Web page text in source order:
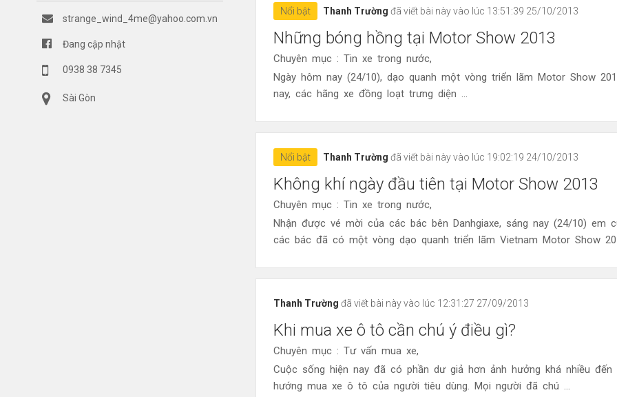
strange_wind_4me@yahoo.com.vn
Đang cập nhật
0938 38 7345
Sài Gòn
Nổi bật Thanh Trường đã viết bài này vào lúc 13:51:39 25/10/2013
Những bóng hồng tại Motor Show 2013
Chuyên mục : Tin xe trong nước,
Ngày hôm nay (24/10), dạo quanh một vòng triển lãm Motor Show
nay, các hãng xe đồng loạt trưng diện ...
Nổi bật Thanh Trường đã viết bài này vào lúc 19:02:19 24/10/2013
Không khí ngày đầu tiên tại Motor Show 2013
Chuyên mục : Tin xe trong nước,
Nhận được vé mời của các bác bên Danhgiaxe, sáng nay (24/10) em
các bác đã có một vòng dạo quanh triển lãm Vietnam Motor Show
Thanh Trường đã viết bài này vào lúc 12:31:27 27/09/2013
Khi mua xe ô tô cần chú ý điều gì?
Chuyên mục : Tư vấn mua xe,
Cuộc sống hiện nay đã có phần dư giả hơn ảnh hưởng khá nhiều đến
hướng mua xe ô tô của người tiêu dùng. Mọi người đã chú ...